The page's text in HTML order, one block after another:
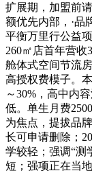
扩展期，加盟前
额优先内部，·品
平衡万里行公益
260㎡店首年营收
舱体式空间节流
高授权费模子。
～30%，高中内
低。单生月费
为焦点，提拔品
长可申请删除；
学较轻；强调“测
短；强项正在当